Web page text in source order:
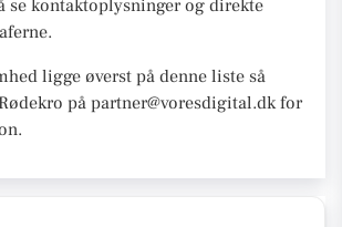
se kontaktoplysninger og direkte
ligge øverst på denne liste så
på partner@voresdigital.dk for